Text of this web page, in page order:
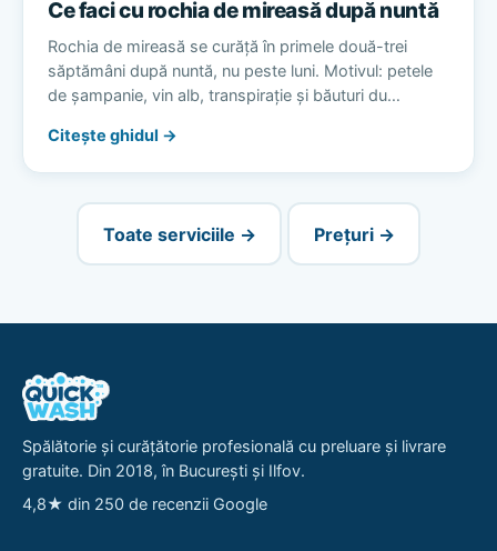
Ce faci cu rochia de mireasă după nuntă
Rochia de mireasă se curăță în primele două-trei
săptămâni după nuntă, nu peste luni. Motivul: petele
de șampanie, vin alb, transpirație și băuturi du…
Citește ghidul →
Toate serviciile → Prețuri →
Spălătorie și curățătorie profesională cu preluare și livrare
gratuite. Din 2018, în București și Ilfov.
4,8★ din 250 de recenzii Google